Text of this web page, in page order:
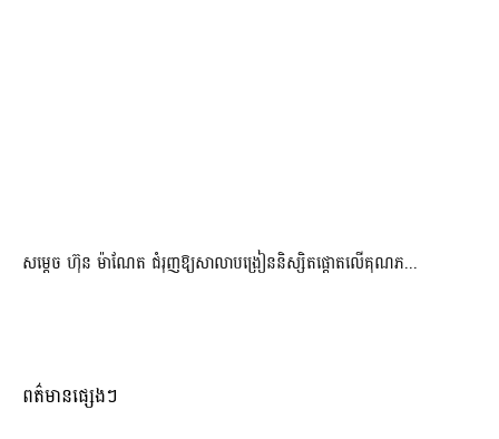
សម្តេច ហ៊ុន ម៉ាណែត ជំរុញឱ្យសាលាបង្រៀននិស្សិតផ្តោតលើគុណភ...
ពត៌មានផ្សេងៗ